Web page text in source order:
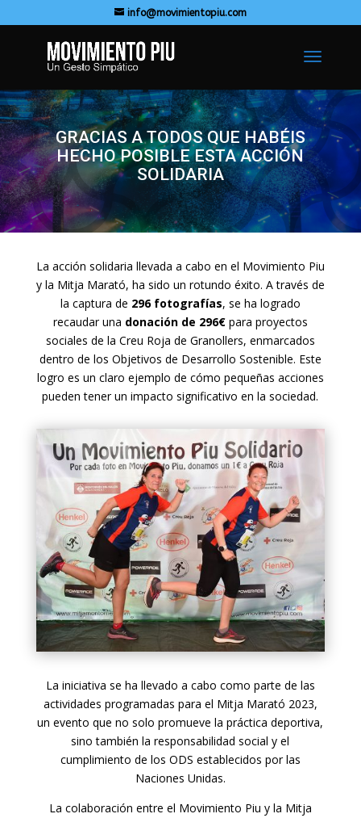
info@movimientopiu.com
GRACIAS A TODOS QUE HABÉIS
HECHO POSIBLE ESTA ACCIÓN
SOLIDARIA
La acción solidaria llevada a cabo en el Movimiento Piu
y la Mitja Marató, ha sido un rotundo éxito. A través de
la captura de 296 fotografías, se ha logrado
recaudar una donación de 296€para proyectos
sociales de la Creu Roja de Granollers, enmarcados
dentro de los Objetivos de Desarrollo Sostenible. Este
logro es un claro ejemplo de cómo pequeñas acciones
pueden tener un impacto significativo en la sociedad.
La iniciativa se ha llevado a cabo como parte de las
actividades programadas para el Mitja Marató 2023,
un evento que no solo promueve la práctica deportiva,
sino también la responsabilidad social y el
cumplimiento de los ODS establecidos por las
Naciones Unidas.
La colaboración entre el Movimiento Piu y la Mitja